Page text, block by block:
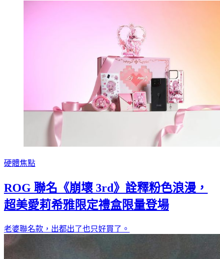
硬體焦點
ROG 聯名《崩壞 3rd》詮釋粉色浪漫，
超美愛莉希雅限定禮盒限量登場
老婆聯名款，出都出了也只好買了。